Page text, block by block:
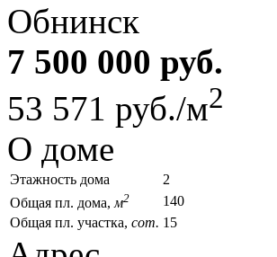
Обнинск
7 500 000 руб.
53 571 руб./м2
О доме
Этажность дома
2
Общая пл. дома, м2
140
Общая пл. участка, сот. 15